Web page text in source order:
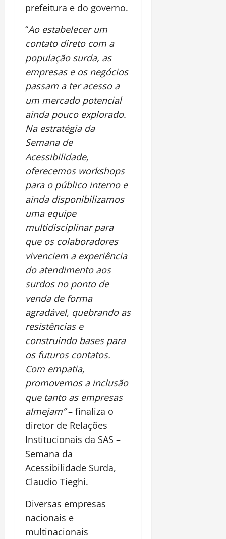
prefeitura e do governo.
“Ao estabelecer um
contato direto com a
população surda, as
empresas e os negócios
passam a ter acesso a
um mercado potencial
ainda pouco explorado.
Na estratégia da
Semana de
Acessibilidade,
oferecemos workshops
para o público interno e
ainda disponibilizamos
uma equipe
multidisciplinar para
que os colaboradores
vivenciem a experiência
do atendimento aos
surdos no ponto de
venda de forma
agradável, quebrando as
resistências e
construindo bases para
os futuros contatos.
Com empatia,
promovemos a inclusão
que tanto as empresas
almejam”– finaliza o
diretor de Relações
Institucionais da SAS –
Semana da
Acessibilidade Surda,
Claudio Tieghi.
Diversas empresas
nacionais e
multinacionais